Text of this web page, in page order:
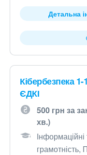
Детальна
Кібербезпека
ЄДКІ
500 грн за
хв.)